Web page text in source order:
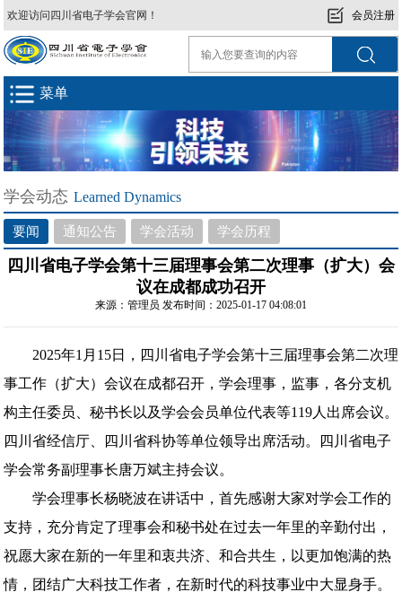
欢迎访问四川省电子学会官网！ 会员注册
菜单
学会动态 Learned Dynamics
要闻 通知公告 学会活动 学会历程
四川省电子学会第十三届理事会第二次理事（扩大）会
议在成都成功召开
来源：管理员 发布时间：2025-01-17 04:08:01
2025年1月15日，四川省电子学会第十三届理事会第二次理
事工作（扩大）会议在成都召开，学会理事，监事，各分支机
构主任委员、秘书长以及学会会员单位代表等119人出席会议。
四川省经信厅、四川省科协等单位领导出席活动。
四川省电子
学会常务副理事长唐万斌主持会议。
学会理事长杨晓波在讲话中，首先感谢大家对学会工作的
支持，充分肯定了理事会和秘书处在过去一年里的辛勤付出，
祝愿大家在新的一年里和衷共济、和合共生，以更加饱满的热
情，团结广大科技工作者，在新时代的科技事业中大显身手。